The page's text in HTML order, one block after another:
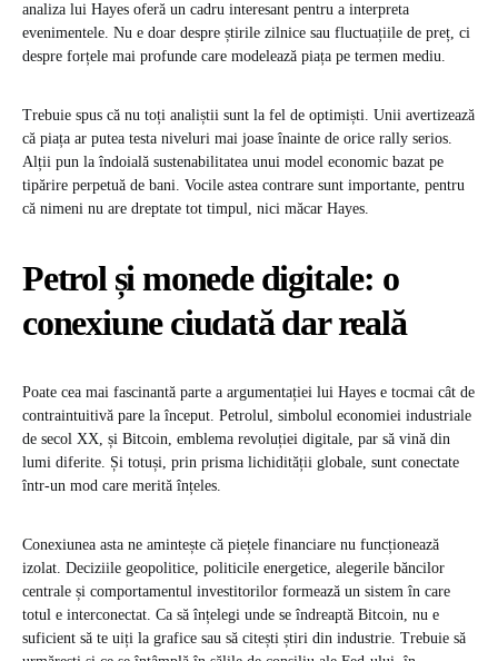
analiza lui Hayes oferă un cadru interesant pentru a interpreta
evenimentele. Nu e doar despre știrile zilnice sau fluctuațiile de preț, ci
despre forțele mai profunde care modelează piața pe termen mediu.
Trebuie spus că nu toți analiștii sunt la fel de optimiști. Unii avertizează
că piața ar putea testa niveluri mai joase înainte de orice rally serios.
Alții pun la îndoială sustenabilitatea unui model economic bazat pe
tipărire perpetuă de bani. Vocile astea contrare sunt importante, pentru
că nimeni nu are dreptate tot timpul, nici măcar Hayes.
Petrol și monede digitale: o
conexiune ciudată dar reală
Poate cea mai fascinantă parte a argumentației lui Hayes e tocmai cât de
contraintuitivă pare la început. Petrolul, simbolul economiei industriale
de secol XX, și Bitcoin, emblema revoluției digitale, par să vină din
lumi diferite. Și totuși, prin prisma lichidității globale, sunt conectate
într-un mod care merită înțeles.
Conexiunea asta ne amintește că piețele financiare nu funcționează
izolat. Deciziile geopolitice, politicile energetice, alegerile băncilor
centrale și comportamentul investitorilor formează un sistem în care
totul e interconectat. Ca să înțelegi unde se îndreaptă Bitcoin, nu e
suficient să te uiți la grafice sau să citești știri din industrie. Trebuie să